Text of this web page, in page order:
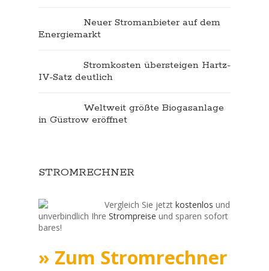
Neuer Stromanbieter auf dem
Energiemarkt
Stromkosten übersteigen Hartz-
IV-Satz deutlich
Weltweit größte Biogasanlage
in Güstrow eröffnet
STROMRECHNER
Vergleich Sie jetzt kostenlos und
unverbindlich Ihre Strompreise und sparen sofort
bares!
» Zum Stromrechner